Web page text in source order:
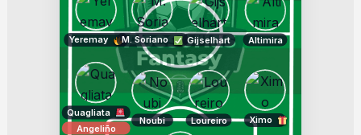
Quagliata
Angeliño
Noubi Loureiro Ximo
Yeremay M. Soriano Gijselhart Altimira